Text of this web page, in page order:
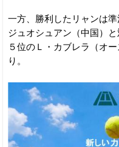
一方、勝利したリャンは
ジュオシュアン（中国）
５位のＬ・カブレラ（オ
り。